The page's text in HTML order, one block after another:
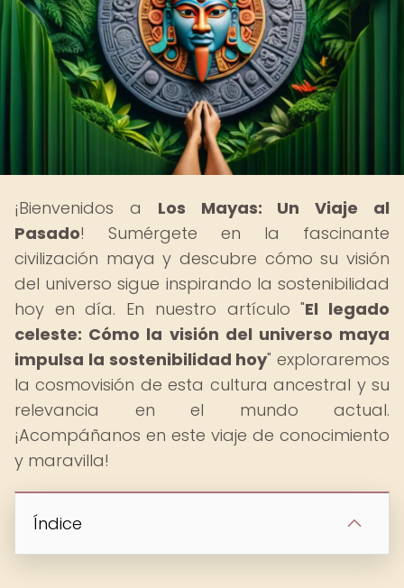
¡Bienvenidos a Los Mayas: Un Viaje al
Pasado! Sumérgete en la fascinante
civilización maya y descubre cómo su visión
del universo sigue inspirando la sostenibilidad
hoy en día. En nuestro artículo "El legado
celeste: Cómo la visión del universo maya
impulsa la sostenibilidad hoy" exploraremos
la cosmovisión de esta cultura ancestral y su
relevancia en el mundo actual.
¡Acompáñanos en este viaje de conocimiento
y maravilla!
Índice